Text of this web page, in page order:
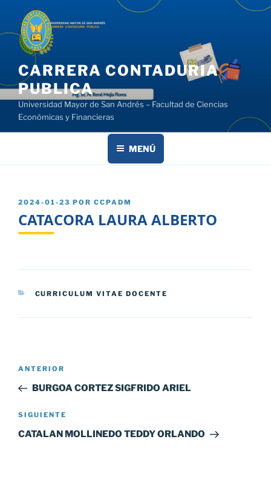
contenido
CARRERA CONTADURIA
PUBLICA
Universidad Mayor de San Andrés – Facultad de Ciencias
Económicas y Financieras
MENÚ
PUBLICADO
2024-01-23 POR CCPADM
CATACORA LAURA ALBERTO
CATEGORÍAS
CURRICULUM VITAE DOCENTE
Navegación
entradas
Entrada
anterior:
ANTERIOR
BURGOA CORTEZ SIGFRIDO ARIEL
Siguiente
entrada
SIGUIENTE
CATALAN MOLLINEDO TEDDY ORLANDO